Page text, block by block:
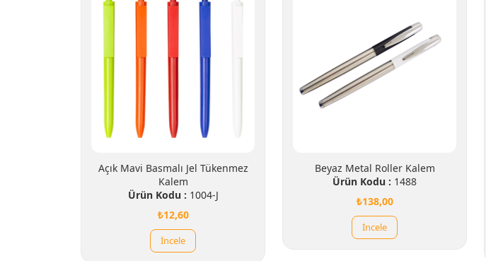
Açık Mavi Basmalı Jel Tükenmez
Kalem
Ürün Kodu : 1004-J
₺12,60
İncele
Beyaz Metal Roller Kalem
Ürün Kodu : 1488
₺138,00
İncele